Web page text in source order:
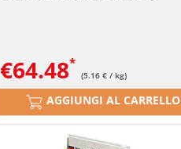
€64.48 (5.16 € / kg)
AGGIUNGI AL CARRELLO